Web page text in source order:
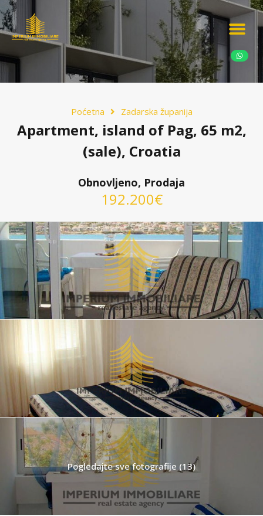
Poćetna Zadarska županija
Apartment, island of Pag, 65 m2,
(sale), Croatia
Obnovljeno, Prodaja
192.200€
Pogledajte sve fotografije (13)